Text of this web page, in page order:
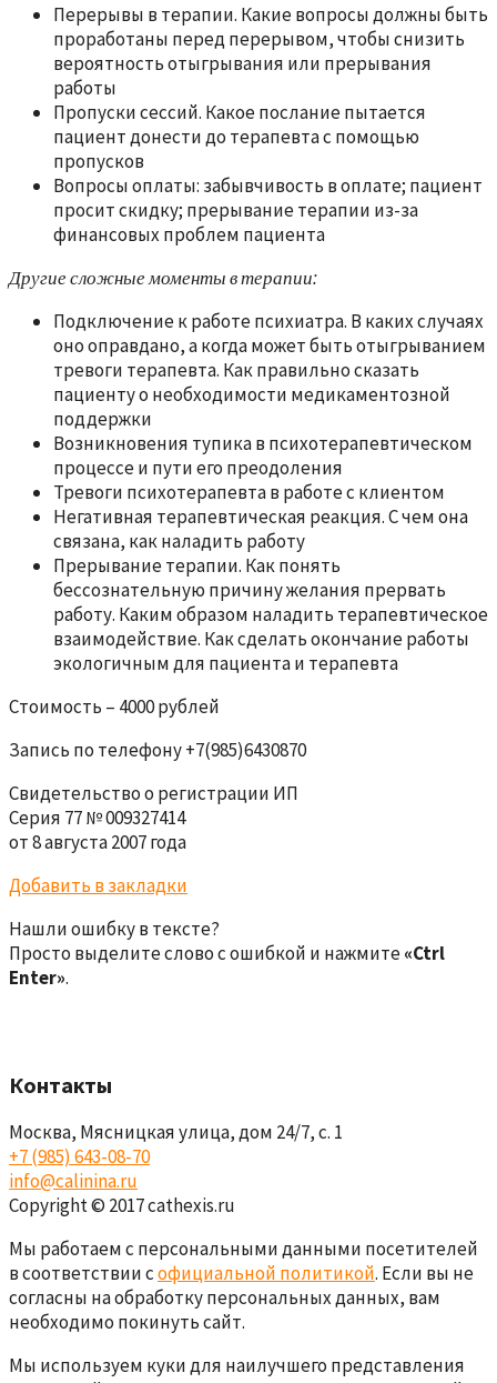
Перерывы в терапии. Какие вопросы должны быть
проработаны перед перерывом, чтобы снизить
вероятность отыгрывания или прерывания
работы
Пропуски сессий. Какое послание пытается
пациент донести до терапевта с помощью
пропусков
Вопросы оплаты: забывчивость в оплате; пациент
просит скидку; прерывание терапии из-за
финансовых проблем пациента
Другие сложные моменты в терапии:
Подключение к работе психиатра. В каких случаях
оно оправдано, а когда может быть отыгрыванием
тревоги терапевта. Как правильно сказать
пациенту о необходимости медикаментозной
поддержки
Возникновения тупика в психотерапевтическом
процессе и пути его преодоления
Тревоги психотерапевта в работе с клиентом
Негативная терапевтическая реакция. С чем она
связана, как наладить работу
Прерывание терапии. Как понять
бессознательную причину желания прервать
работу. Каким образом наладить терапевтическое
взаимодействие. Как сделать окончание работы
экологичным для пациента и терапевта
Стоимость – 4000 рублей
Запись по телефону +7(985)6430870
Свидетельство о регистрации ИП
Серия 77 № 009327414
от 8 августа 2007 года
Добавить в закладки
Нашли ошибку в тексте?
Просто выделите слово с ошибкой и нажмите«Ctrl
Enter».
Контакты
Москва, Мясницкая улица, дом 24/7, с. 1
+7 (985) 643-08-70
info@calinina.ru
Copyright © 2017 cathexis.ru
Мы работаем с персональными данными посетителей
в соответствии софициальной политикой. Если вы не
согласны на обработку персональных данных, вам
необходимо покинуть сайт.
Мы используем куки для наилучшего представления